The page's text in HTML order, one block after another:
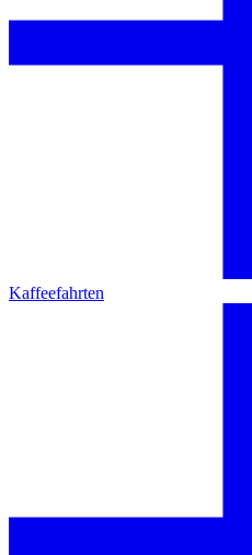
Kaffeefahrten